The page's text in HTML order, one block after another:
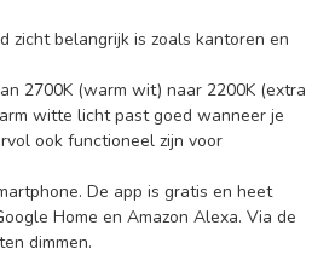
zicht belangrijk is zoals kantoren en
2700K (warm wit) naar 2200K (extra
witte licht past goed wanneer je
ook functioneel zijn voor
De app is gratis en heet
Home en Amazon Alexa. Via de
dimmen.